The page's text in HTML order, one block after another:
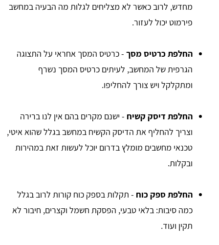
מחדש, לרוב כאשר לא מצליחים לגלות מה הבעיה במחשב
פירמוט יכול לעזור.
החלפת כרטיס מסך - כרטיס המסך אחראי על התצוגה
הגרפית של המחשב, לעיתים כרטיס המסך נשרף
ומתקלקל ויש צורך להחליפו.
החלפת דיסק קשיח - ישנם מקרים בהם אין לנו ברירה
וצריך להחליף את הדיסק הקשיח במחשב בגלל שהוא איטי,
טכנאי מחשבים מומלץ בדרום יוכל לעשות זאת במהירות
ובקלות.
החלפת ספק כוח - תקלות בספק כוח קורות לרוב בגלל
כמה סיבות: בלאי טבעי, הפסקת חשמל וקצרים, חיבור לא
תקין ועוד.